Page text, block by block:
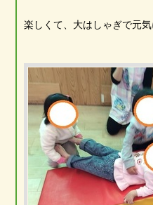
楽しくて、大はしゃぎで元
永